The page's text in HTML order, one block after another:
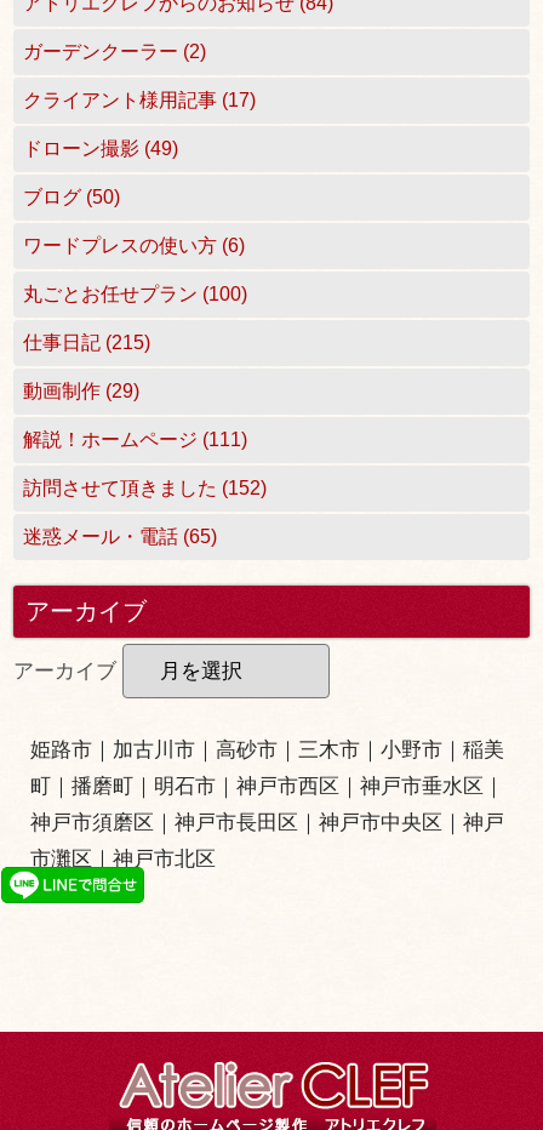
ガーデンクーラー (2)
クライアント様用記事 (17)
ドローン撮影 (49)
ブログ (50)
ワードプレスの使い方 (6)
丸ごとお任せプラン (100)
仕事日記 (215)
動画制作 (29)
解説！ホームページ (111)
訪問させて頂きました (152)
迷惑メール・電話 (65)
アーカイブ
アーカイブ
姫路市 ｜ 加古川市 ｜高砂市 ｜三木市 ｜小野市｜稲美
町 ｜播磨町 ｜ 明石市 ｜神戸市西区 ｜神戸市垂水区 ｜
神戸市須磨区 ｜神戸市長田区 ｜神戸市中央区 ｜神戸
市灘区 ｜神戸市北区